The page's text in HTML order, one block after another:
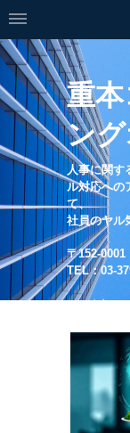
重
ン
人事に関す
ル対応への
て、
社員のヤル
〒152-
TEL：03-